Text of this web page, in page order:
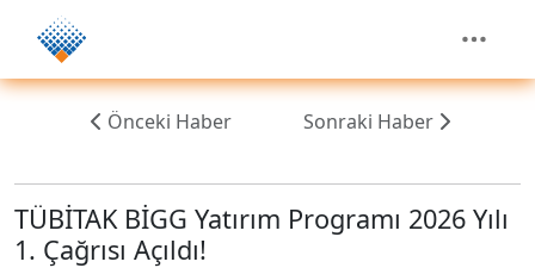
Önceki Haber Sonraki Haber
TÜBİTAK BİGG Yatırım Programı 2026 Yılı
1. Çağrısı Açıldı!